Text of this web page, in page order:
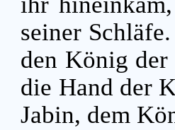
seiner Schläfe.
den König
die Hand der
Jabin, dem